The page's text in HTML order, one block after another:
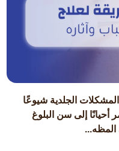
الجلدية شيوعًا
أحيانًا إلى سن البلوغ
المظه...